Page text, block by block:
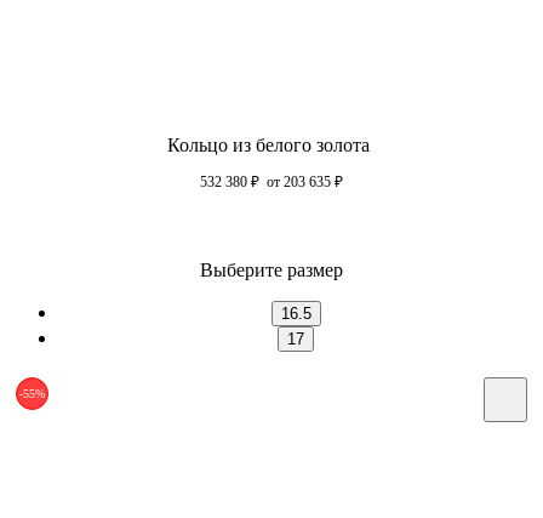
Кольцо из белого золота
532 380 ₽ от 203 635 ₽
Выберите размер
16.5
17
-55%